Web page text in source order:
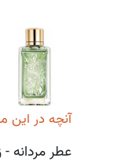
آنچه در این
عطر مردانه -